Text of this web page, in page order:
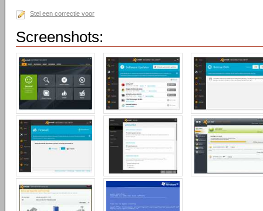
Stel een correctie voor
Screenshots: